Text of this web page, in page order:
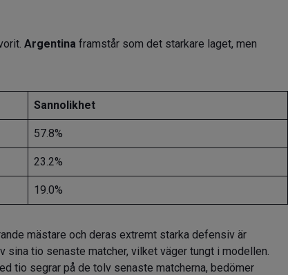
Argentina framstår som det starkare laget, men
Sannolikhet
57.8%
23.2%
19.0%
mästare och deras extremt starka defensiv är
sina tio senaste matcher, vilket väger tungt i modellen.
tio segrar på de tolv senaste matcherna, bedömer